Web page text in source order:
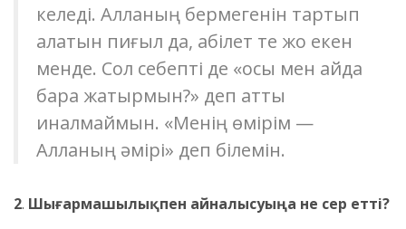
келеді. Алланың бермегенін тартып
алатын пиғыл да, қабілет те жоқ екен
менде. Сол себепті де «осы мен қайда
бара жатырмын?» деп қатты
қиналмаймын. «Менің өмірім —
Алланың әмірі» деп білемін.
2. Шығармашылықпен айналысуыңа не әсер етті?